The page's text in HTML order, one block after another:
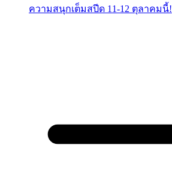
ความสนุกเต็มสปีด 11-12 ตุลาคมนี้!